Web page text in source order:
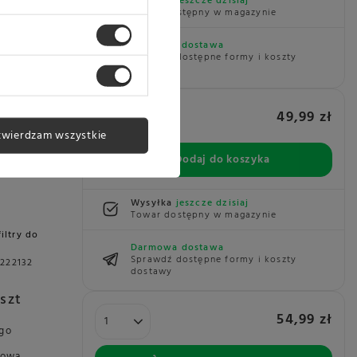
Towar dostępny w magazynie
Darmowa dostawa
Sprawdź dostępne formy i koszty
dostawy
do
49,99 zł
Dodaj do koszyka
Wysyłkajeszcze dzisiaj
Towar dostępny w magazynie
Darmowa dostawa
Sprawdź dostępne formy i koszty
dostawy
54,99 zł
wszystkie